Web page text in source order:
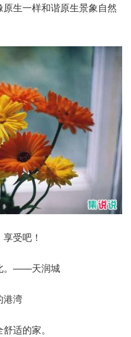
生一样和谐原生景象自然
受吧！
。——天润城
湾
适的家。